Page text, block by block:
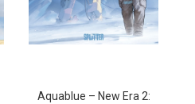
Aquablue – New Era 2: